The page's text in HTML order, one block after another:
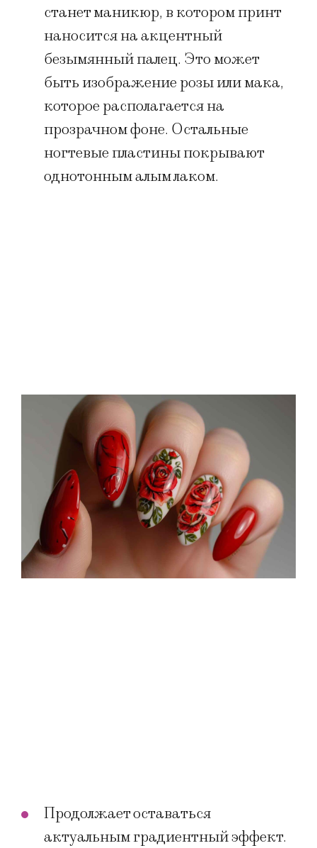
станет маникюр, в котором принт
наносится на акцентный
безымянный палец. Это может
быть изображение розы или мака,
которое располагается на
прозрачном фоне. Остальные
ногтевые пластины покрывают
однотонным алым лаком.
Продолжает оставаться
актуальным градиентный эффект.